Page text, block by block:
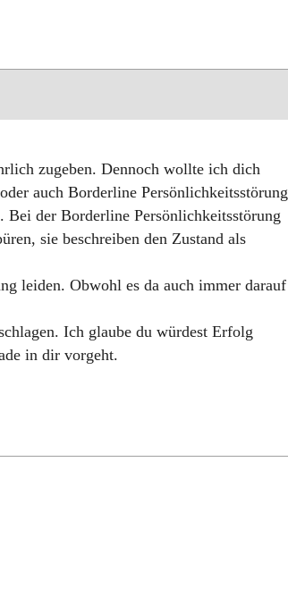
zugeben. Dennoch wollte ich dich
auch Borderline Persönlichkeitsstörung
der Borderline Persönlichkeitsstörung
sie beschreiben den Zustand als
leiden. Obwohl es da auch immer darauf
Ich glaube du würdest Erfolg
in dir vorgeht.